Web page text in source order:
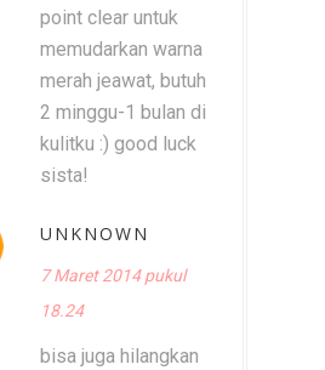
point clear untuk
memudarkan warna
merah jeawat, butuh
2 minggu-1 bulan di
kulitku :) good luck
sista!
UNKNOWN
7 Maret 2014 pukul
18.24
bisa juga hilangkan